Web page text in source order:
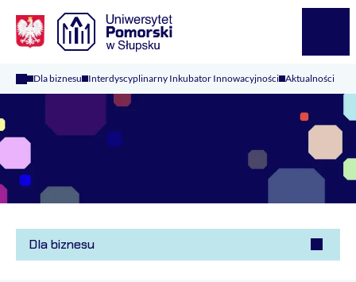
Dla biznesu Interdyscyplinarny Inkubator Innowacyjności Aktualności
Dla biznesu